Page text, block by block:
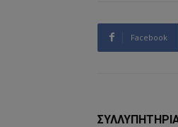
Facebook